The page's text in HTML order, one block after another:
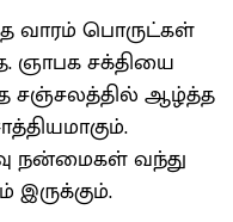
வாரம் பொருட்கள்
ஞாபக சக்தியை
சஞ்சலத்தில் ஆழ்த்த
நன்மைகள் வந்து